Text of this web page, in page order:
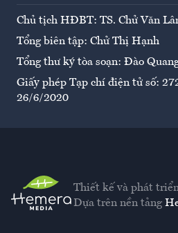
Chủ tịch HĐBT: TS. Chử Văn
Tổng biên tập: Chử Thị Hạnh
Tổng thư ký tòa soạn: Đào
Giấy phép Tạp chí điện tử số:
26/6/2020
Thiết kế và phát
Dựa trên nền tảng